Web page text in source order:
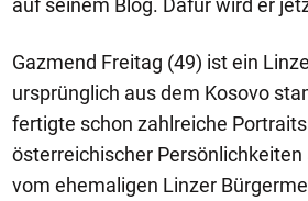
auf seinem Blog. Dafür wird er
Gazmend Freitag (49) ist ein
ursprünglich aus dem Kosovo
fertigte schon zahlreiche
österreichischer
vom ehemaligen Linzer